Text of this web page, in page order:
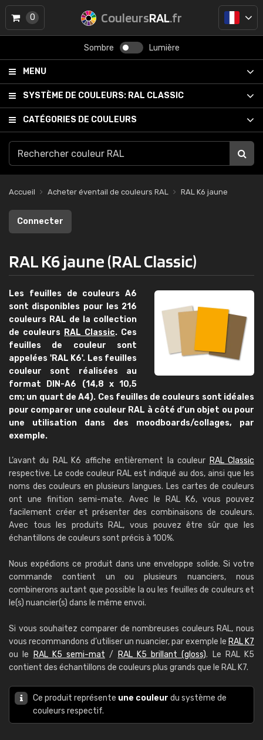
CouleursRAL.fr
Sombre Lumière
MENU
SYSTÈME DE COULEURS: RAL CLASSIC
CATÉGORIES DE COULEURS
0
Accueil Acheter éventail de couleurs RAL RAL K6 jaune
Connecter
RAL K6 jaune (RAL Classic)
Les feuilles de couleurs A6
sont disponibles pour les 216
couleurs RAL de la collection
de couleurs RAL Classic. Ces
feuilles de couleur sont
appelées 'RAL K6'. Les feuilles
couleur sont réalisées au
format DIN-A6 (14,8 x 10,5
cm; un quart de A4). Ces feuilles de couleurs sont idéales
pour comparer une couleur RAL à côté d’un objet ou pour
une utilisation dans des moodboards/collages, par
exemple.
L’avant du RAL K6 affiche entièrement la couleur RAL Classic
respective. Le code couleur RAL est indiqué au dos, ainsi que les
noms des couleurs en plusieurs langues. Les cartes de couleurs
ont une finition semi-mate. Avec le RAL K6, vous pouvez
facilement créer et présenter des combinaisons de couleurs.
Avec tous les produits RAL, vous pouvez être sûr que les
échantillons de couleurs sont précis à 100%.
Nous expédions ce produit dans une enveloppe solide. Si votre
commande contient un ou plusieurs nuanciers, nous
combinerons autant que possible la ou les feuilles de couleurs et
le(s) nuancier(s) dans le même envoi.
Si vous souhaitez comparer de nombreuses couleurs RAL, nous
vous recommandons d’utiliser un nuancier, par exemple le RAL K7
ou le
RAL K5 semi-mat / RAL K5 brillant (gloss). Le RAL K5
contient des échantillons de couleurs plus grands que le RAL K7.
Ce produit représente une couleur du système de
couleurs respectif.